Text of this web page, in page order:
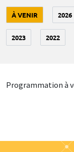
À VENIR 2026
2023 2022
Programmation à